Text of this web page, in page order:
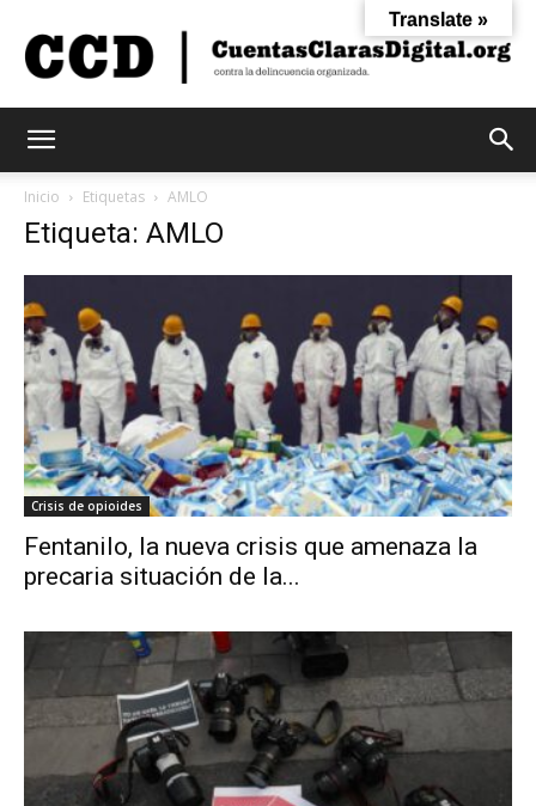
Digital
Inicio Etiquetas AMLO
Etiqueta: AMLO
Crisis de opioides
Fentanilo, la nueva crisis que amenaza la
precaria situación de la...
Translate »